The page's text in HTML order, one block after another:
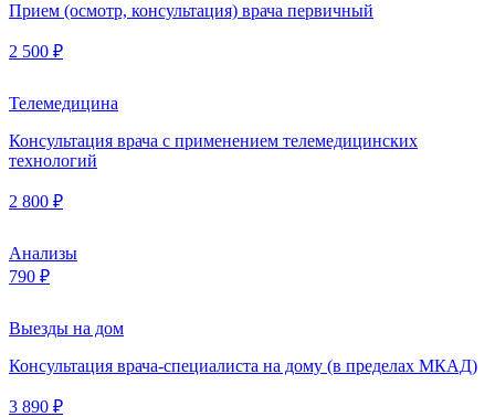
Прием (осмотр, консультация) врача первичный
2 500 ₽
Телемедицина
Консультация врача с применением телемедицинских
технологий
2 800 ₽
Анализы
790 ₽
Выезды на дом
Консультация врача-специалиста на дому (в пределах МКАД)
3 890 ₽